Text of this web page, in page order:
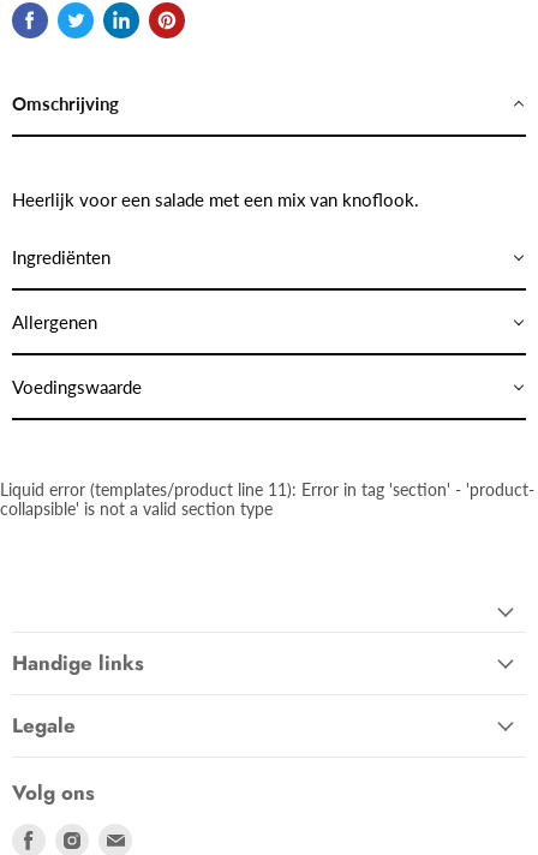
Omschrijving
Heerlijk voor een salade met een mix van knoflook.
Ingrediënten
Allergenen
Voedingswaarde
Liquid error (templates/product line 11): Error in tag 'section' - 'product-
collapsible' is not a valid section type
Handige links
Legale
Volg ons
Vind
Vind